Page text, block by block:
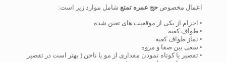
اعمال مخصوص حج عمره تمتع شامل موارد زیر است:
• احرام از یکی از موقعیت های تعین شده
• طواف کعبه
• نماز طواف کعبه
• سعی بین صفا و مروه
• تقصیر یا کوتاه نمودن مقداری از مو یا ناخن ( بهتر است در تقصیر